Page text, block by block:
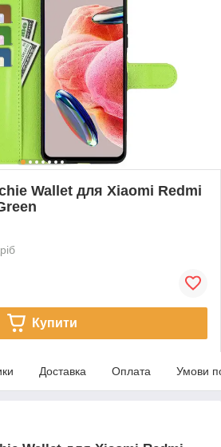
Wallet для Xiaomi Redmi
Купити
Доставка Оплата Умови